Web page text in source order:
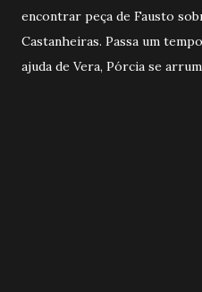
encontrar peça de Fausto
Castanheiras. Passa um
ajuda de Vera, Pórcia se